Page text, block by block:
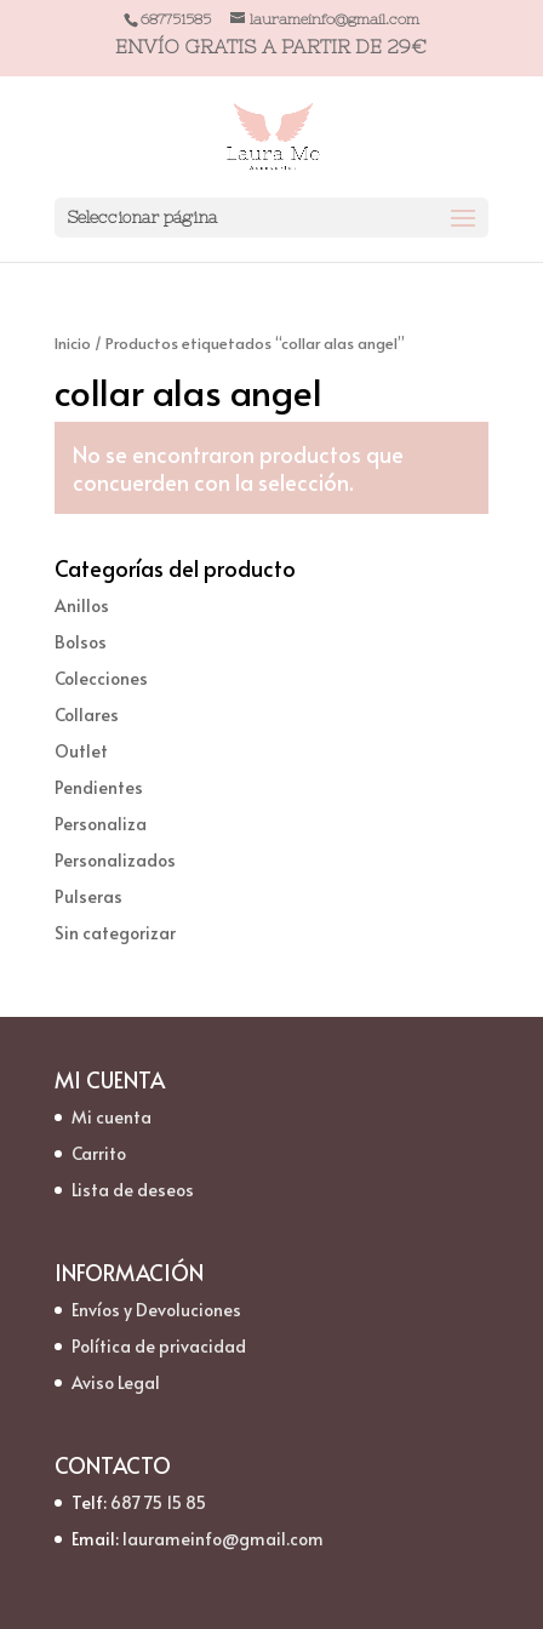
687751585 laurameinfo@gmail.com
ENVÍO GRATIS A PARTIR DE 29€
Seleccionar página
Inicio / Productos etiquetados “collar alas angel”
collar alas angel
No se encontraron productos que
concuerden con la selección.
Categorías del producto
Anillos
Bolsos
Colecciones
Collares
Outlet
Pendientes
Personaliza
Personalizados
Pulseras
Sin categorizar
MI CUENTA
Mi cuenta
Carrito
Lista de deseos
INFORMACIÓN
Envíos y Devoluciones
Política de privacidad
Aviso Legal
CONTACTO
Telf: 687 75 15 85
Email: laurameinfo@gmail.com